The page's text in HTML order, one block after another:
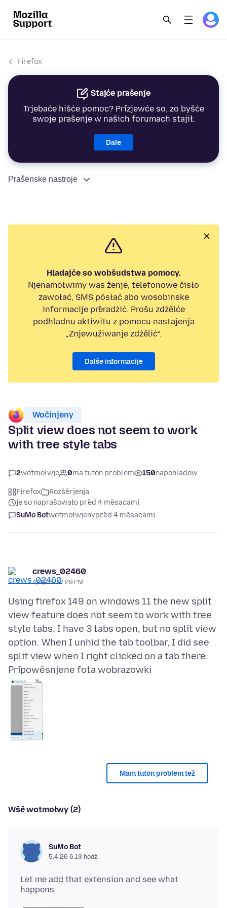
Firefox
Stajće prašenje
Trjebaće hišće pomoc? Přizjewće so, zo byšće
swoje prašenje w našich forumach stajił.
Dale
Prašenske nastroje
Hladajće so wobšudstwa pomocy.
Njenamołwimy was ženje, telefonowe čisło
zawołać, SMS pósłać abo wosobinske
informacije přeradźić. Prošu zdźělće
podhladnu aktiwitu z pomocu nastajenja
„Znjewužiwanje zdźělić“.
Dalše informacije
Wočinjeny
Split view does not seem to work
with tree style tabs
2wotmołwje 0ma tutón problem 150napohladow
Firefox
Rozšěrjenja
je so naprašowało před 4 měsacami
SuMo Botwotmołwjenypřed 4 měsacami
crews_02460
4/4/26, 12:29 PM
Using firefox 149 on windows 11 the new split
view feature does not seem to work with tree
style tabs. I have 3 tabs open, but no split view
option. When I unhid the tab toolbar, I did see
Připowěsnjene fota wobrazowki
Mam tutón problem tež
Wšě wotmołwy (2)
SuMo Bot
5.4.26 6:13 hodź.
Let me add that extension and see what